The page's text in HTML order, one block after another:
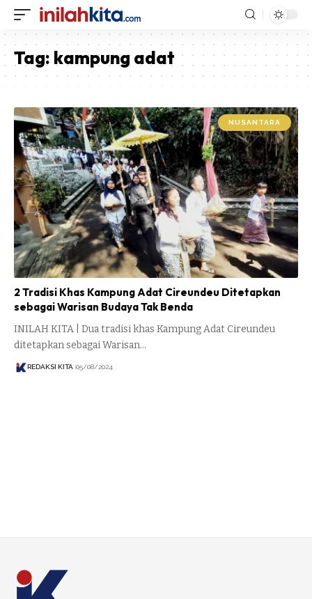
Tag: kampung adat
NUSANTARA
2 Tradisi Khas Kampung Adat Cireundeu Ditetapkan
sebagai Warisan Budaya Tak Benda
INILAH KITA | Dua tradisi khas Kampung Adat Cireundeu
ditetapkan sebagai Warisan…
REDAKSI KITA 05/08/2024